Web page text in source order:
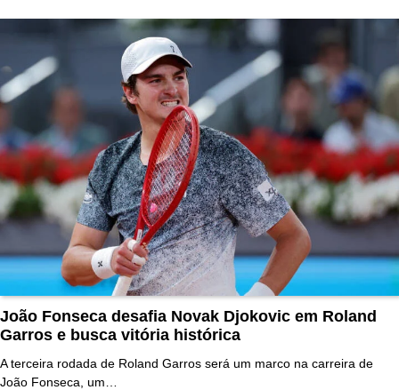
João Fonseca desafia Novak Djokovic em Roland
Garros e busca vitória histórica
A terceira rodada de Roland Garros será um marco na carreira de
João Fonseca, um…